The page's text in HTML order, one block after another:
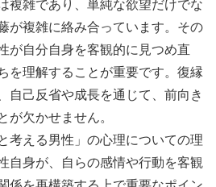
複雑であり、単純な欲望だけでな
が複雑に絡み合っています。その
が自分自身を客観的に見つめ直
を理解することが重要です。復縁
自己反省や成長を通じて、前向き
が欠かせません。
考える男性」の心理についての理
自身が、自らの感情や行動を客観